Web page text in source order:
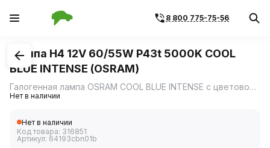
8 800 775-75-56
1/1
Лампа H4 12V 60/55W P43t 5000K COOL
BLUE INTENSE (OSRAM)
Галогенная лампа OSRAM COOL BLUE INTENSE c цветовой температурой 5000К.
Нет в наличии
Нет в наличии
Код товара: 316851
Артикул: 64193cbn01b